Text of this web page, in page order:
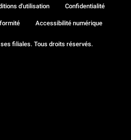
filiales. Tous droits réservés.
d'utilisation Confidentialité
Accessibilité numérique